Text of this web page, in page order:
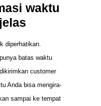
waktu
diperhatikan.
batas waktu
customer
Anda bisa mengira-
sampai ke tempat